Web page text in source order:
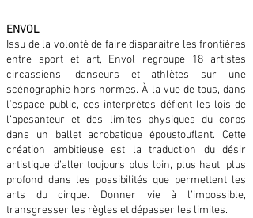
ENVOL
Issu de la volonté de faire disparaitre les frontières
entre sport et art, Envol regroupe 18 artistes
circassiens, danseurs et athlètes sur une
scénographie hors normes. À la vue de tous, dans
l’espace public, ces interprètes défient les lois de
l’apesanteur et des limites physiques du corps
dans un ballet acrobatique époustouflant. Cette
création ambitieuse est la traduction du désir
artistique d’aller toujours plus loin, plus haut, plus
profond dans les possibilités que permettent les
arts du cirque. Donner vie à l’impossible,
transgresser les règles et dépasser les limites.